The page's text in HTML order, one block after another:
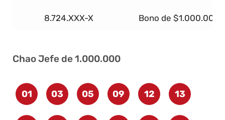
8.724.XXX-X Bono de $1.000.000
Chao Jefe de 1.000.000
01 03 05 09 12 13